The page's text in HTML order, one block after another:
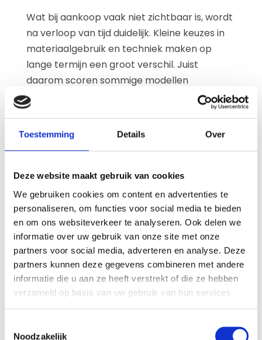
Toestemming Details Over
Deze website maakt gebruik van cookies
We gebruiken cookies om content en advertenties te
personaliseren, om functies voor social media te bieden
en om ons websiteverkeer te analyseren. Ook delen we
informatie over uw gebruik van onze site met onze
partners voor social media, adverteren en analyse. Deze
partners kunnen deze gegevens combineren met andere
informatie die u aan ze heeft verstrekt of die ze hebben
verzameld op basis van uw gebruik van hun services.
Noodzakelijk
Wat bij aankoop vaak niet zichtbaar is, wordt
na verloop van tijd duidelijk. Kleine keuzes in
materiaalgebruik en techniek maken op
lange termijn een groot verschil. Juist
daarom scoren sommige modellen
consequent beter dan andere.
Wat betekent dit als je
een auto wilt kopen?
Voor wie op zoek is naar een auto, geven dit
soort resultaten houvast. Niet alleen het
merk, maar vooral het specifieke model
bepaalt hoe betrouwbaar een auto
uiteindelijk is.
Een model dat zich over 100.000 kilometer
onderhoudskosten, minder onverwachte